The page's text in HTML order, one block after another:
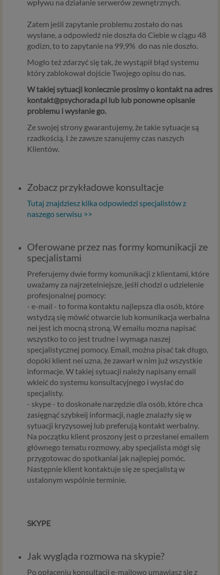
wpływu na działanie serwerów zewnętrznych.
Zatem jeśli zapytanie problemu zostało do nas
wysłane, a odpowiedź nie doszła do Ciebie w ciągu 48
godizn, to to zapytanie na 99,9% do nas nie doszło.
Mogło też zdarzyć się tak, że wystąpił błąd systemu
który zablokował dojście Twojego opisu do nas.
W takiej sytuacji koniecznie prosimy o kontakt na adres
kontakt@psychorada.pl lub lub ponowne opisanie
problemu i wysłanie go.
Ze swojej strony gwarantujemy, że takie sytuacje są
rzadkością. I że zawsze szanujemy czas naszych
Klientów.
Zobacz przykładowe konsultacje
Tutaj znajdziesz kilka odpowiedzi specjalistów z
naszego serwisu >>
Oferowane przez nas formy komunikacji ze
specjalistami
Preferujemy dwie formy komunikacji z klientami, które
uważamy za najrzetelniejsze, jeśłi chodzi o udzielenie
profesjonalnej pomocy:
- e-mail - to forma kontaktu najlepsza dla osób, które
wstydzą się mówić otwarcie lub komunikacja werbalna
nei jest ich mocną stroną. W emailu mozna napisać
wszystko to co jest trudne i wymaga naszej
specjalistycznej pomocy. Email, można pisać tak długo,
dopóki klient nei uzna, że zawarł w nim już wszystkie
informacje. W takiej sytuacji należy napisany email
wkleić do systemu konsultacyjnego i wysłać do
specjalisty.
- skype - to doskonałe narzędzie dla osób, które chca
zasięgnąć szybkeij informacji, nagle znalazły się w
sytuacji kryzysowej lub preferują kontakt werbalny.
Na początku klient proszony jest o przesłanei emailem
głównego tematu rozmowy, aby specjalista mógł się
przygotowac do spotkaniai jak najlepiej pomóc.
Następnie klient kontaktuje się ze specjalistą w
ustalonym wspólnie terminie.
SKYPE
Jak wygląda rozmowa na skypie?
Po opłaceniu konsultacji e-mailowo umawiasz się z
podobnych służących do zbierania i przetwarzania danych
osobowych oraz danych eksploatacyjnych w celu
personalizowania udostępnianych treści i reklam oraz
analizowania ruchu na naszych stronach. Te pliki cookie
pomagają poprawić jakość treści reklamowych na
stronach i w aplikacjach. Dzięki tym technologiom
możemy zapewnić Ci lepszą obsługę poprzez serwowanie
reklam lepiej dopasowanych do Twoich preferencji i
serwowanie treści, które mogą Cię bardziej
zainteresować. Pliki te pozwalają nam również lepiej
badać i analizować zainteresowanie naszymi stronami i
treściami, które Ci serwujemy. Dzięki tym analizom
możemy zadbać o jakość serwowanych przez nas treści.
zestawianie w profile marketingowe na podstawie Twojej
aktywności na stronach internetowych. Na podstawie tej
zgody, Twoje dane, w tym zebrane informacje o Twojej
aktywności na stronach internetowych, będą
i usług naszych Partnerów biznesowych, dopasowanych
do Twoich zainteresowań.